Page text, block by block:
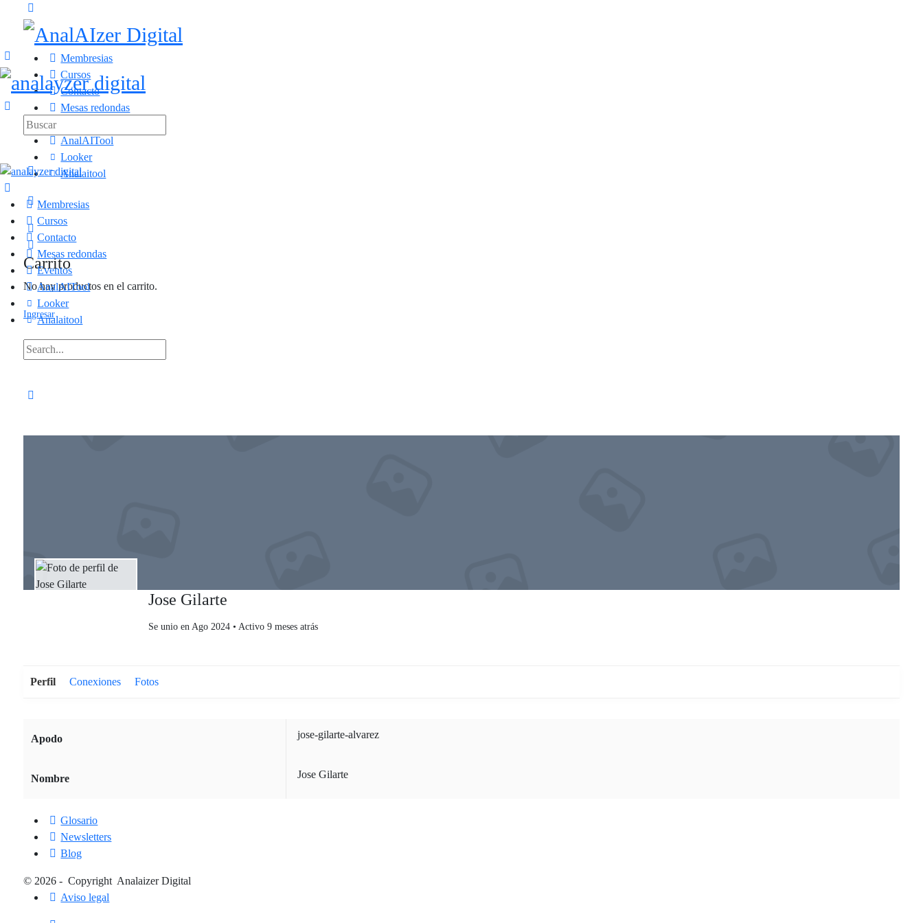
Membresias
Cursos
Contacto
Mesas redondas
AnalAITool
Looker
Analaitool
Carrito
No hay productos en el carrito.
Ingresar
Membresias
Cursos
Contacto
Mesas redondas
Eventos
AnalAITool
Looker
Analaitool
Jose Gilarte
Se unio en Ago 2024 • Activo 9 meses atrás
Perfil Conexiones Fotos
Apodo jose-gilarte-alvarez
Nombre Jose Gilarte
Glosario
Newsletters
Blog
© 2026 - Copyright Analaizer Digital
Aviso legal